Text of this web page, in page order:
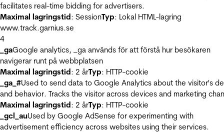
facilitates real-time bidding for advertisers.
Maximal lagringstid: SessionTyp: Lokal HTML-lagring
www.track.garnius.se
4
_gaGoogle analytics, _ga används för att förstå hur besökaren
navigerar runt på webbplatsen
Maximal lagringstid: 2 årTyp: HTTP-cookie
_ga_#Used to send data to Google Analytics about the visitor's
and behavior. Tracks the visitor across devices and marketing
Maximal lagringstid: 2 årTyp: HTTP-cookie
_gcl_auUsed by Google AdSense for experimenting with
advertisement efficiency across websites using their services.